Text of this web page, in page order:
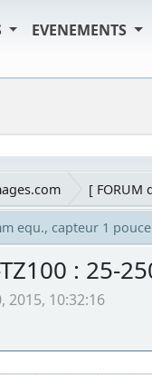
EVENEMENTS
[ FORUM
equ., capteur 1 pouce
: 25-
10:32:16